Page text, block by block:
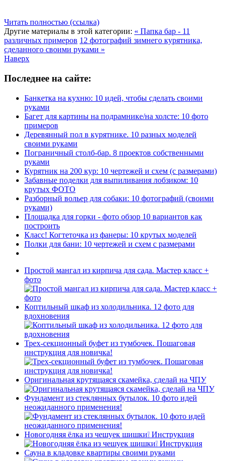
Читать полностью (ссылка)
Другие материалы в этой категории: « Папка бар - 11
различных примеров 12 фотографий зимнего курятника,
сделанного своими руками »
Наверх
Последнее на сайте:
Банкетка на кухню: 10 идей, чтобы сделать своими
руками
Багет для картины на подрамнике/на холсте: 10 фото
примеров
Деревянный пол в курятнике. 10 разных моделей
своими руками
Пограничный столб-бар. 8 проектов собственными
руками
Курятник на 200 кур: 10 чертежей и схем (с размерами)
Забавные поделки для выпиливания лобзиком: 10
крутых ФОТО
Разборный вольер для собаки: 10 фотографий (своими
руками)
Площадка для горки - фото обзор 10 вариантов как
построить
Класс! Когтеточка из фанеры: 10 крутых моделей
Полки для бани: 10 чертежей и схем с размерами
Простой мангал из кирпича для сада. Мастер класс +
фото
Коптильный шкаф из холодильника. 12 фото для
вдохновения
Трех-секционный буфет из тумбочек. Пошаговая
инструкция для новичка!
Оригинальная крутящаяся скамейка, сделай на ЧПУ
Фундамент из стеклянных бутылок. 10 фото идей
неожиданного применения!
Новогодняя ёлка из чешуек шишки❕ Инструкция
Сауна в кладовке квартиры своими руками